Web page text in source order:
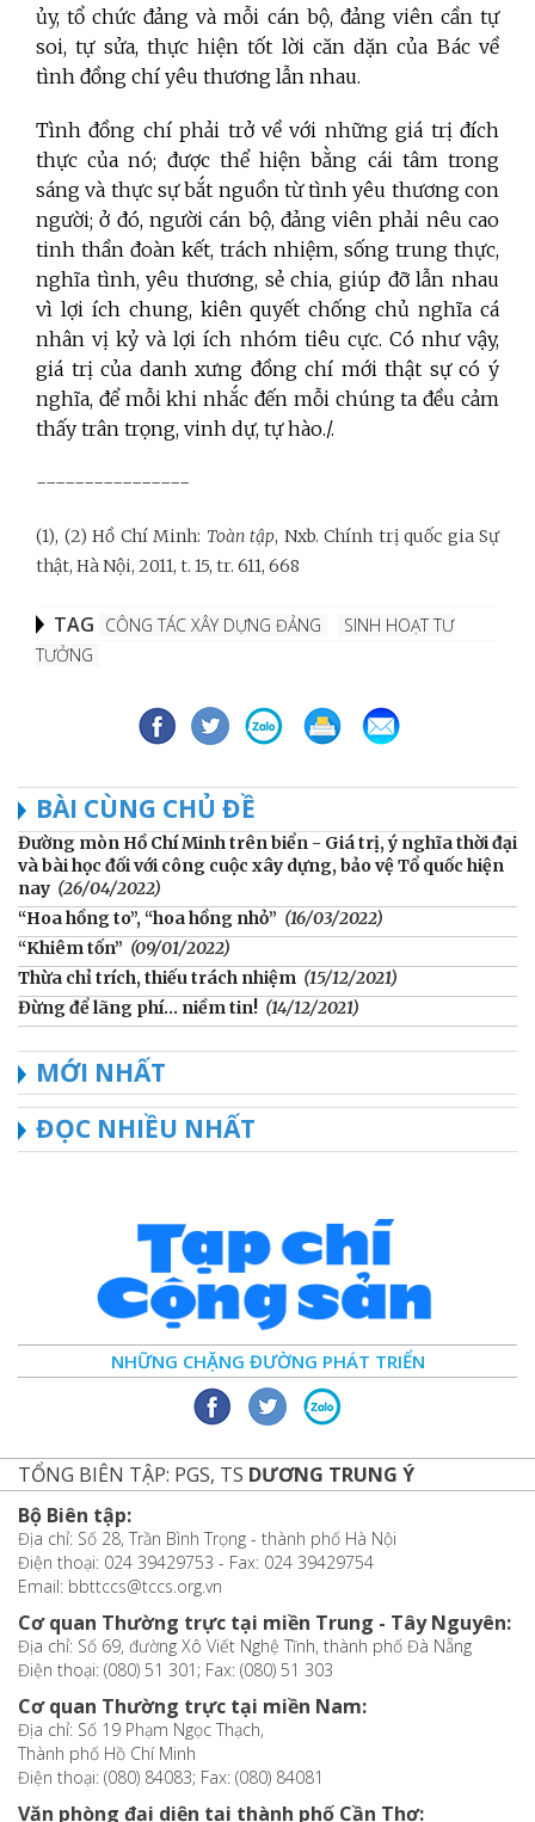
ủy, tổ chức đảng và mỗi cán bộ, đảng viên cần tự
soi, tự sửa, thực hiện tốt lời căn dặn của Bác về
tình đồng chí yêu thương lẫn nhau.
Tình đồng chí phải trở về với những giá trị đích
thực của nó; được thể hiện bằng cái tâm trong
sáng và thực sự bắt nguồn từ tình yêu thương con
người; ở đó, người cán bộ, đảng viên phải nêu cao
tinh thần đoàn kết, trách nhiệm, sống trung thực,
nghĩa tình, yêu thương, sẻ chia, giúp đỡ lẫn nhau
vì lợi ích chung, kiên quyết chống chủ nghĩa cá
nhân vị kỷ và lợi ích nhóm tiêu cực. Có như vậy,
giá trị của danh xưng đồng chí mới thật sự có ý
nghĩa, để mỗi khi nhắc đến mỗi chúng ta đều cảm
thấy trân trọng, vinh dự, tự hào./.
----------------
(1), (2) Hồ Chí Minh: Toàn tập, Nxb. Chính trị quốc gia Sự
thật, Hà Nội, 2011, t. 15, tr. 611, 668
TAG CÔNG TÁC XÂY DỰNG ĐẢNG
SINH HOẠT TƯ
TƯỞNG
BÀI CÙNG CHỦ ĐỀ
Đường mòn Hồ Chí Minh trên biển - Giá trị, ý nghĩa thời đại
và bài học đối với công cuộc xây dựng, bảo vệ Tổ quốc hiện
nay (26/04/2022)
“Hoa hồng to”, “hoa hồng nhỏ” (16/03/2022)
“Khiêm tốn” (09/01/2022)
Thừa chỉ trích, thiếu trách nhiệm (15/12/2021)
Đừng để lãng phí… niềm tin! (14/12/2021)
MỚI NHẤT
ĐỌC NHIỀU NHẤT
NHỮNG CHẶNG ĐƯỜNG PHÁT TRIỂN
TỔNG BIÊN TẬP: PGS, TS DƯƠNG TRUNG Ý
Bộ Biên tập:
Địa chỉ: Số 28, Trần Bình Trọng - thành phố Hà Nội
Điện thoại: 024 39429753 - Fax: 024 39429754
Email: bbttccs@tccs.org.vn
Cơ quan Thường trực tại miền Trung - Tây Nguyên:
Địa chỉ: Số 69, đường Xô Viết Nghệ Tĩnh, thành phố Đà Nẵng
Điện thoại: (080) 51 301; Fax: (080) 51 303
Cơ quan Thường trực tại miền Nam:
Địa chỉ: Số 19 Phạm Ngọc Thạch,
Thành phố Hồ Chí Minh
Điện thoại: (080) 84083; Fax: (080) 84081
Văn phòng đại diện tại thành phố Cần Thơ: